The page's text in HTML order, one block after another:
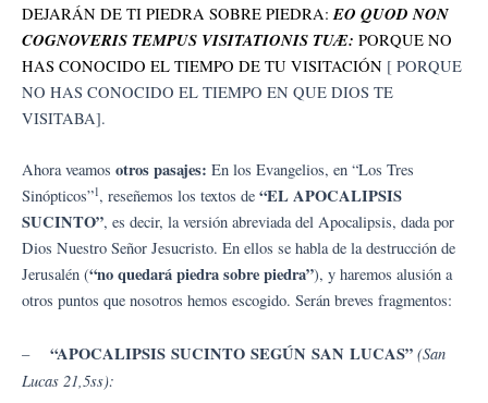
DEJARÁN DE TI PIEDRA SOBRE PIEDRA:EO QUOD NON
COGNOVERIS TEMPUS VISITATIONIS TUÆ: PORQUE NO
HAS CONOCIDO EL TIEMPO DE TU VISITACIÓN [ PORQUE
NO HAS CONOCIDO EL TIEMPO EN QUE DIOS TE
VISITABA].
Ahora veamos otros pasajes: En los Evangelios, en “Los Tres
Sinópticos”1, reseñemos los textos de “EL APOCALIPSIS
SUCINTO”, es decir, la versión abreviada del Apocalipsis, dada por
Dios Nuestro Señor Jesucristo. En ellos se habla de la destrucción de
Jerusalén (“no quedará piedra sobre piedra”), y haremos alusión a
otros puntos que nosotros hemos escogido. Serán breves fragmentos:
– “APOCALIPSIS SUCINTO SEGÚN SAN LUCAS” (San
Lucas 21,5ss):